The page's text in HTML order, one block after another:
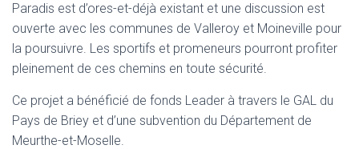
Paradis est d’ores-et-déjà existant et une discussion est
ouverte avec les communes de Valleroy et Moineville pour
la poursuivre. Les sportifs et promeneurs pourront profiter
pleinement de ces chemins en toute sécurité.
Ce projet a bénéficié de fonds Leader à travers le GAL du
Pays de Briey et d’une subvention du Département de
Meurthe-et-Moselle.